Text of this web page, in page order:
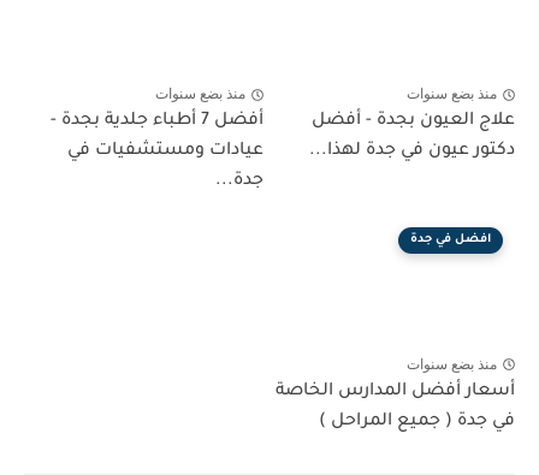
منذ بضع سنوات
علاج العيون بجدة - أفضل
دكتور عيون في جدة لهذا...
منذ بضع سنوات
أفضل 7 أطباء جلدية بجدة -
عيادات ومستشفيات في
جدة...
افضل في جدة
منذ بضع سنوات
أسعار أفضل المدارس الخاصة
في جدة ( جميع المراحل )